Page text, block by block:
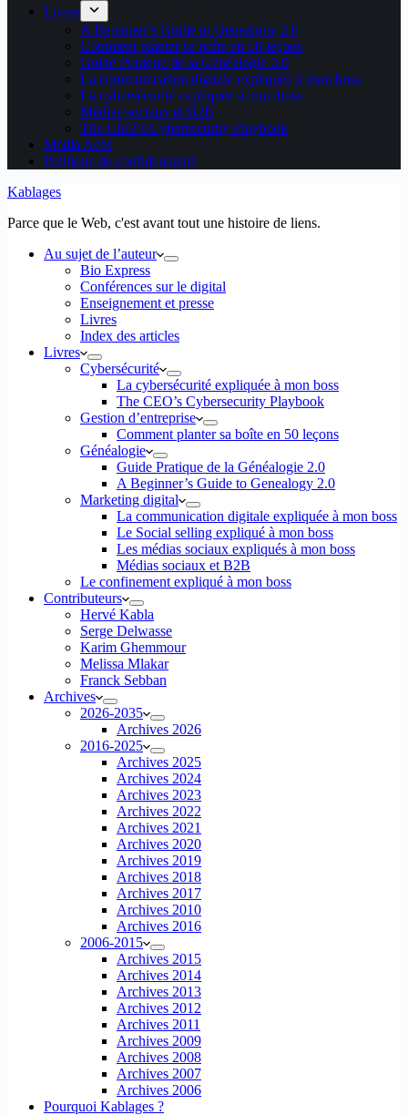
Livres
A Beginner’s Guide to Genealogy 2.0
Comment planter sa boîte en 50 leçons
Guide Pratique de la Généalogie 2.0
La communication digitale expliquée à mon boss
La cybersécurité expliquée à mon boss
Médias sociaux et B2B
The CEO’s Cybersecurity Playbook
Media Aces
Politique de confidentialité
Kablages
Parce que le Web, c'est avant tout une histoire de liens.
Au sujet de l’auteur
Bio Express
Conférences sur le digital
Enseignement et presse
Livres
Index des articles
Livres
Cybersécurité
La cybersécurité expliquée à mon boss
The CEO’s Cybersecurity Playbook
Gestion d’entreprise
Comment planter sa boîte en 50 leçons
Généalogie
Guide Pratique de la Généalogie 2.0
A Beginner’s Guide to Genealogy 2.0
Marketing digital
La communication digitale expliquée à mon boss
Le Social selling expliqué à mon boss
Les médias sociaux expliqués à mon boss
Médias sociaux et B2B
Le confinement expliqué à mon boss
Contributeurs
Hervé Kabla
Serge Delwasse
Karim Ghemmour
Melissa Mlakar
Franck Sebban
Archives
2026-2035
Archives 2026
2016-2025
Archives 2025
Archives 2024
Archives 2023
Archives 2022
Archives 2021
Archives 2020
Archives 2019
Archives 2018
Archives 2017
Archives 2010
Archives 2016
2006-2015
Archives 2015
Archives 2014
Archives 2013
Archives 2012
Archives 2011
Archives 2009
Archives 2008
Archives 2007
Archives 2006
Pourquoi Kablages ?